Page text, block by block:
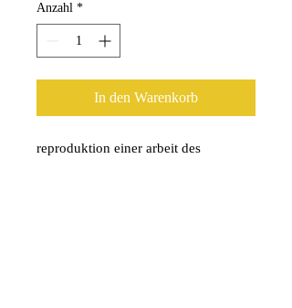
Anzahl *
In den Warenkorb
reproduktion einer arbeit des